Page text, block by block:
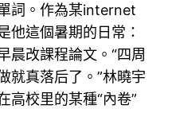
詞。作為某internet
他這個暑期的日常：
晨改課程論文。“四周
就真落后了。”林曉宇
高校里的某種“內卷”